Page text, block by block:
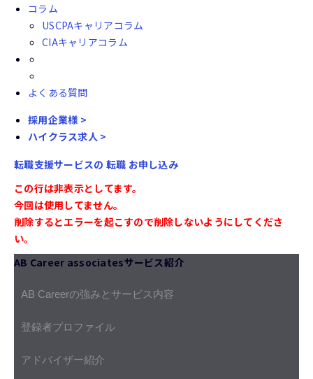
コラム
USCPAキャリアコラム
CIAキャリアコラム
よくある質問
採用企業様 >
ハイクラス求人 >
転職支援サービスの 転職 お申し込み
この行は非表示としてます。
今回は使用してません。
削除するとエラーを起こすので削除しないようにしてくださ
い。
AB Career associatesサービス紹介
AB Careerの強みとサービス内容
登録者プロファイル
アドバイザー紹介